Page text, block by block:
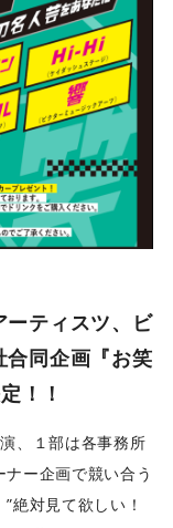
ーティスツ、ビ
合同企画『お笑
！！
、１部は各事務所
ー企画で競い合う
絶対見て欲しい！